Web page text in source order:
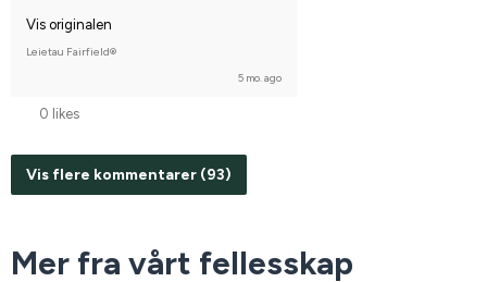
Vis originalen
Leietau Fairfield®
5 mo. ago
0 likes
Vis flere kommentarer (93)
Mer fra vårt fellesskap